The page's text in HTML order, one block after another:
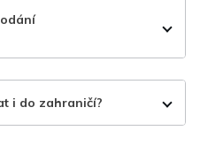
i do zahraničí?